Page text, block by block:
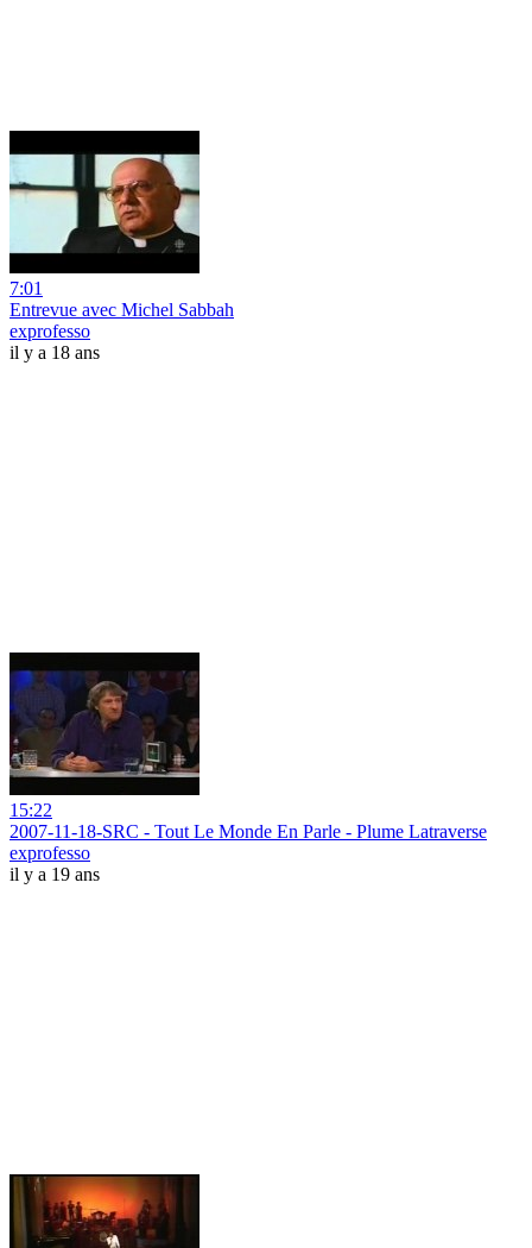
7:01
Entrevue avec Michel Sabbah
exprofesso
il y a 18 ans
15:22
2007-11-18-SRC - Tout Le Monde En Parle - Plume Latraverse
exprofesso
il y a 19 ans